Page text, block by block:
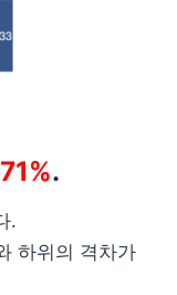
71%.
.
하위의 격차가